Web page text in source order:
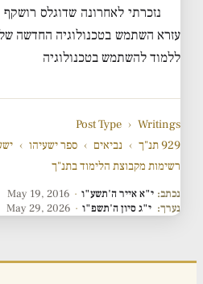
נזכרתי לאחרונה שדוגלס
עזרא השתמש בטכנולוגיה החדשה
ללמוד להשתמש בטכנולוגיה
Post Type › Writings
929 תנ"ך
› נביאים › ספר ישעיהו ›
רשימות מקבוצת הלימוד בתנ"ך
נכתב: י"א אייר ה'תשע"ו ·
May 19, 2016
נערך: י"ג סיון ה'תשפ"ו ·
May 29, 2026